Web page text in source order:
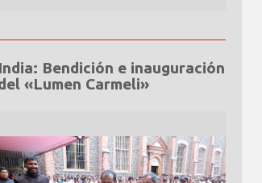
India: Bendición e inauguración
«Lumen Carmeli»